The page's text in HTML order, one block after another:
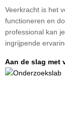
Veerkracht is het
functioneren en
professional kan
ingrijpende
Aan de slag met
website te
Zeer
Op dit